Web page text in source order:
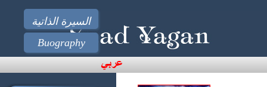
السيرة الذاتية
Buography